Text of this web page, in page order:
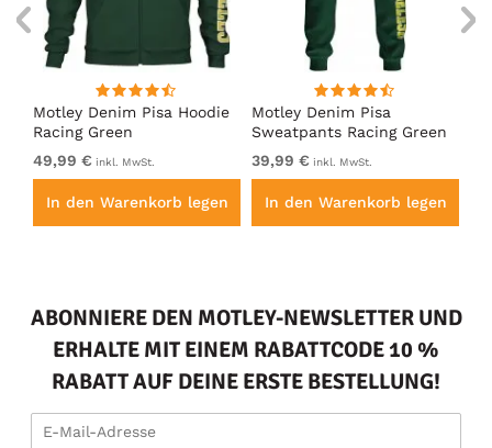
Motley Denim Pisa Hoodie
Racing Green
49,99 € inkl. MwSt.
In den Warenkorb legen
Motley Denim Pisa
Sweatpants Racing Green
39,99 € inkl. MwSt.
In den Warenkorb legen
ABONNIERE DEN MOTLEY-NEWSLETTER UND
ERHALTE MIT EINEM RABATTCODE 10 %
RABATT AUF DEINE ERSTE BESTELLUNG!